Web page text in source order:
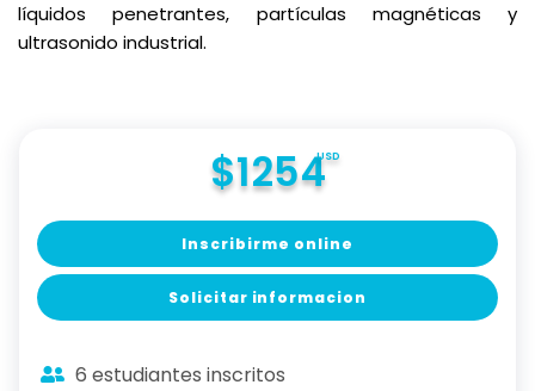
líquidos penetrantes, partículas magnéticas y
ultrasonido industrial.
$1254USD
Inscribirme online
Solicitar informacion
6 estudiantes inscritos